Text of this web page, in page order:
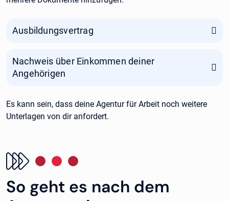
Ausbildungsvertrag
Nachweis über Einkommen deiner
Angehörigen
Es kann sein, dass deine Agentur für Arbeit noch weitere
Unterlagen von dir anfordert.
So geht es nach dem